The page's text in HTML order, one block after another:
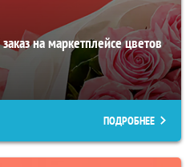
на маркетплейсе цветов
ПОДРОБНЕЕ